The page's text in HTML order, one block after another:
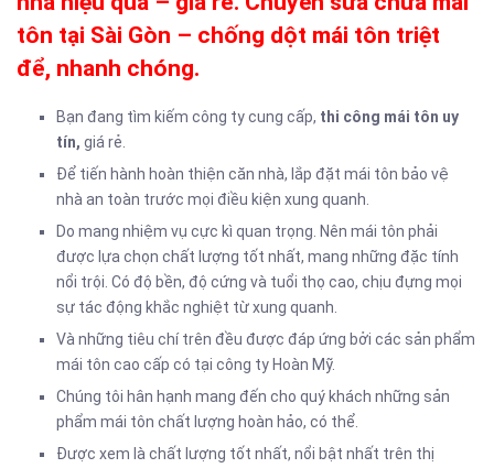
tôn tại Sài Gòn – chống dột mái tôn triệt
để, nhanh chóng.
Bạn đang tìm kiếm công ty cung cấp, thi công mái tôn uy
tín, giá rẻ.
Để tiến hành hoàn thiện căn nhà, lắp đặt mái tôn bảo vệ
nhà an toàn trước mọi điều kiện xung quanh.
Do mang nhiệm vụ cực kì quan trọng. Nên mái tôn phải
được lựa chọn chất lượng tốt nhất, mang những đặc tính
nổi trội. Có độ bền, độ cứng và tuổi thọ cao, chịu đựng mọi
sự tác động khắc nghiệt từ xung quanh.
Và những tiêu chí trên đều được đáp ứng bởi các sản phẩm
mái tôn cao cấp có tại công ty Hoàn Mỹ.
Chúng tôi hân hạnh mang đến cho quý khách những sản
phẩm mái tôn chất lượng hoàn hảo, có thể.
Được xem là chất lượng tốt nhất, nổi bật nhất trên thị